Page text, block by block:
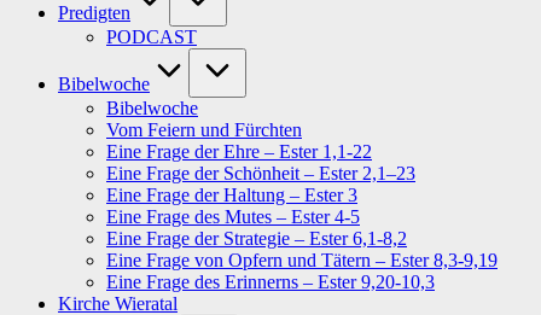
Predigten
PODCAST
Bibelwoche
Bibelwoche
Vom Feiern und Fürchten
Eine Frage der Ehre – Ester 1,1-22
Eine Frage der Schönheit – Ester 2,1–23
Eine Frage der Haltung – Ester 3
Eine Frage des Mutes – Ester 4-5
Eine Frage der Strategie – Ester 6,1-8,2
Eine Frage von Opfern und Tätern – Ester 8,3-9,19
Eine Frage des Erinnerns – Ester 9,20-10,3
Kirche Wieratal